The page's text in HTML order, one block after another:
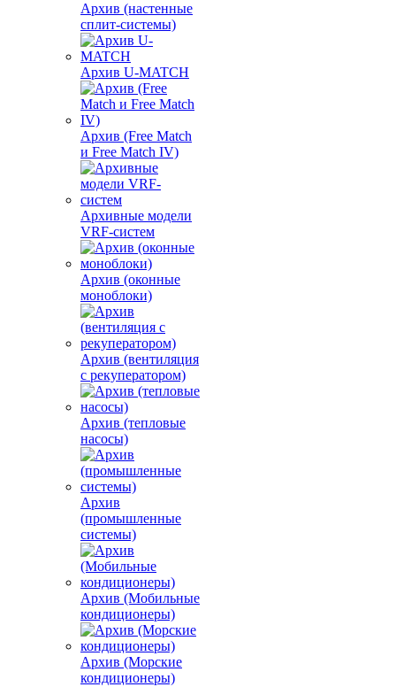
Архив (настенные
сплит-системы)
Архив U-MATCH
Архив (Free Match
и Free Match IV)
Архивные модели
VRF-систем
Архив (оконные
моноблоки)
Архив (вентиляция
с рекуператором)
Архив (тепловые
насосы)
Архив
(промышленные
системы)
Архив (Мобильные
кондиционеры)
Архив (Морские
кондиционеры)